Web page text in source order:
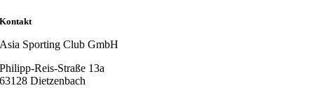
Kontakt
Asia Sporting Club GmbH
Philipp-Reis-Straße 13a
63128 Dietzenbach